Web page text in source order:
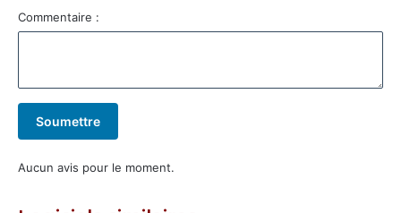
Commentaire :
Soumettre
Aucun avis pour le moment.